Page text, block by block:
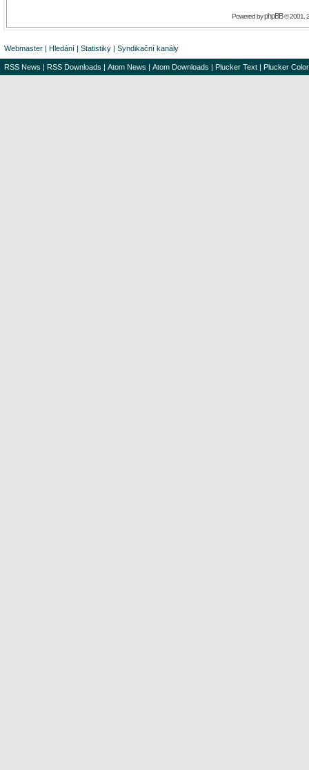
Powered byphpBB© 2001,
Webmaster | Hledání | Statistiky | Syndikační kanály
RSS News | RSS Downloads | Atom News | Atom Downloads | Plucker Text | Plucker Color